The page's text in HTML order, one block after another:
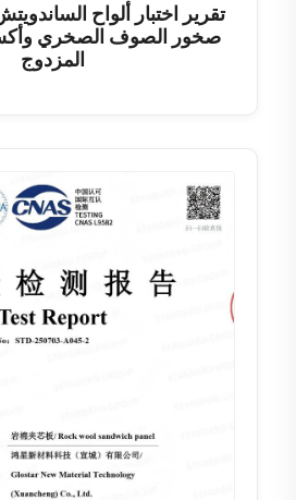
تقرير اختبار ألواح
صخور الصوف الصخري
المزدوج